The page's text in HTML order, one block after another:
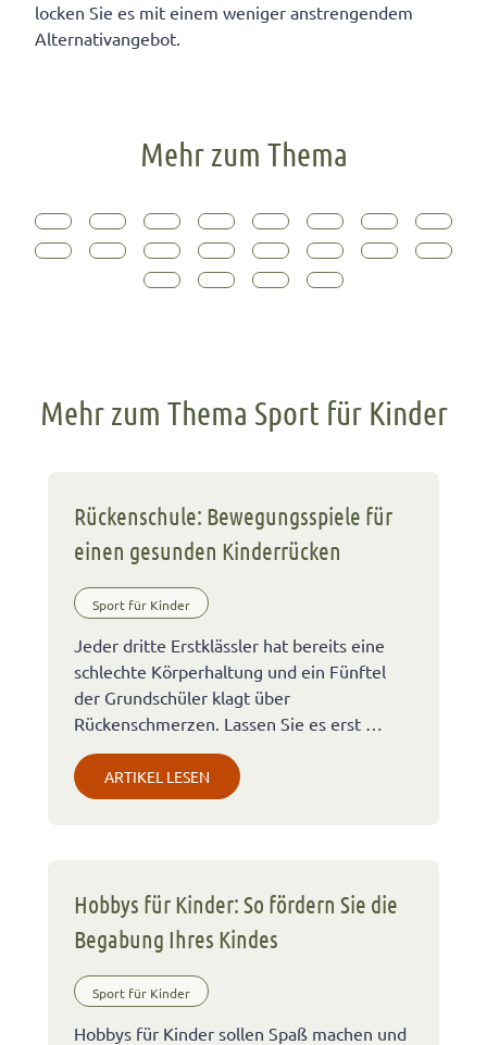
locken Sie es mit einem weniger anstrengendem
Alternativangebot.
Mehr zum Thema
Mehr zum Thema Sport für Kinder
Rückenschule: Bewegungsspiele für
einen gesunden Kinderrücken
Sport für Kinder
Jeder dritte Erstklässler hat bereits eine
schlechte Körperhaltung und ein Fünftel
der Grundschüler klagt über
Rückenschmerzen. Lassen Sie es erst …
ARTIKEL LESEN
Hobbys für Kinder: So fördern Sie die
Begabung Ihres Kindes
Sport für Kinder
Hobbys für Kinder sollen Spaß machen und